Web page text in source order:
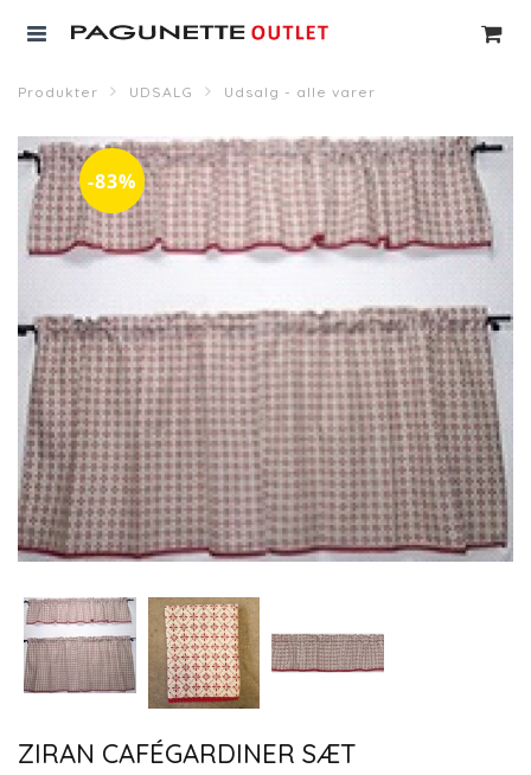
Produkter UDSALG Udsalg - alle varer
-83%
ZIRAN CAFÉGARDINER SÆT